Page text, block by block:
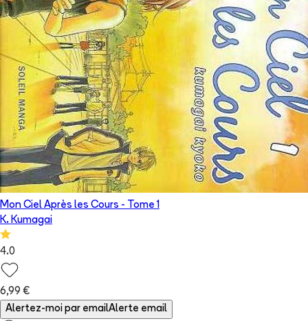
Mon Ciel Après les Cours - Tome 1
K. Kumagai
4.0
6,99 €
Alertez-moi par emailAlerte email